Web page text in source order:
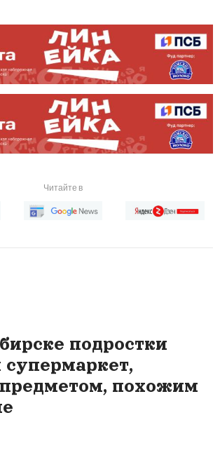
Читайте в
подростки
супермаркет,
похожим